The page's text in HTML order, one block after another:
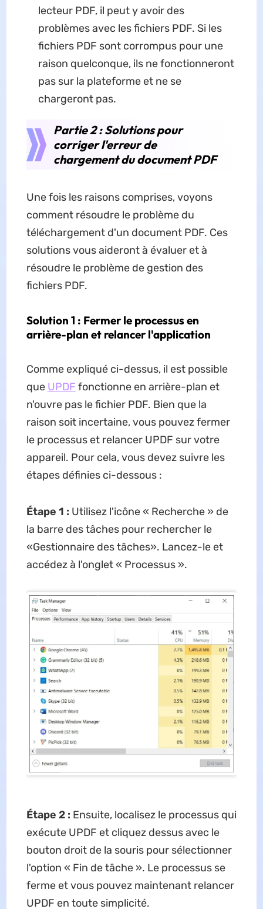
lecteur PDF, il peut y avoir des
problèmes avec les fichiers PDF. Si les
fichiers PDF sont corrompus pour une
raison quelconque, ils ne fonctionneront
pas sur la plateforme et ne se
chargeront pas.
Partie 2 : Solutions pour
corriger l'erreur de
chargement du document PDF
Une fois les raisons comprises, voyons
comment résoudre le problème du
téléchargement d'un document PDF. Ces
solutions vous aideront à évaluer et à
résoudre le problème de gestion des
fichiers PDF.
Solution 1 : Fermer le processus en
arrière-plan et relancer l'application
Comme expliqué ci-dessus, il est possible
que UPDF fonctionne en arrière-plan et
n'ouvre pas le fichier PDF. Bien que la
raison soit incertaine, vous pouvez fermer
le processus et relancer UPDF sur votre
appareil. Pour cela, vous devez suivre les
étapes définies ci-dessous :
Étape 1 : Utilisez l'icône « Recherche » de
la barre des tâches pour rechercher le
«Gestionnaire des tâches». Lancez-le et
accédez à l'onglet « Processus ».
Étape 2 : Ensuite, localisez le processus qui
exécute UPDF et cliquez dessus avec le
bouton droit de la souris pour sélectionner
l'option « Fin de tâche ». Le processus se
ferme et vous pouvez maintenant relancer
UPDF en toute simplicité.